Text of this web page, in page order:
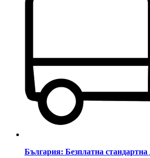
България: Безплатна стандартна